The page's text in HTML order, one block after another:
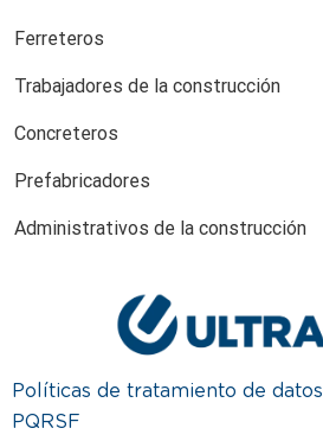
Ferreteros
Trabajadores de la construcción
Concreteros
Prefabricadores
Administrativos de la construcción
Políticas de tratamiento de datos
PQRSF